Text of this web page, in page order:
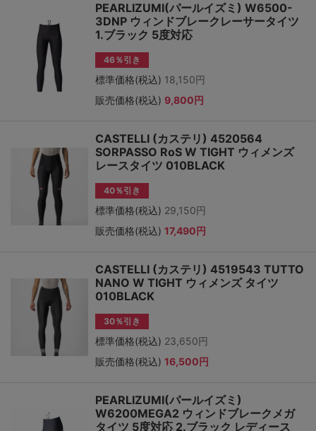
PEARLIZUMI(パールイズミ) W6500-
3DNP ウィンドブレークレーサータイツ
1.ブラック 5度対応
46％引き
標準価格(税込) 18,150円
販売価格(税込) 9,800円
CASTELLI (カステリ) 4520564
SORPASSO RoS W TIGHT ウィメンズ
レースタイツ 010BLACK
40％引き
標準価格(税込) 29,150円
販売価格(税込) 17,490円
CASTELLI (カステリ) 4519543 TUTTO
NANO W TIGHT ウィメンズ タイツ
010BLACK
30％引き
標準価格(税込) 23,650円
販売価格(税込) 16,500円
PEARLIZUMI(パールイズミ)
W6200MEGA2 ウィンドブレークメガ
タイツ 5度対応 2.ブラック レディース